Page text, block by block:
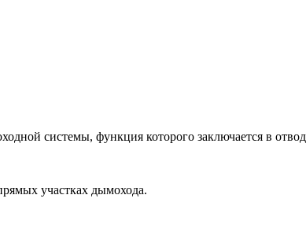
системы, функция которого заключается в
участках дымохода.